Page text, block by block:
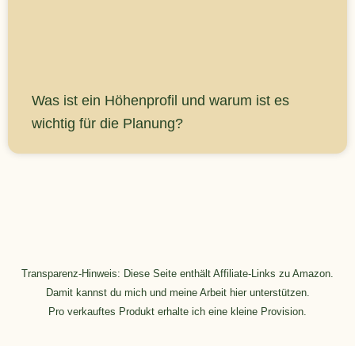
Was ist ein Höhenprofil und warum ist es
wichtig für die Planung?
Transparenz-Hinweis: Diese Seite enthält Affiliate-Links zu Amazon.
Damit kannst du mich und meine Arbeit hier unterstützen.
Pro verkauftes Produkt erhalte ich eine kleine Provision.